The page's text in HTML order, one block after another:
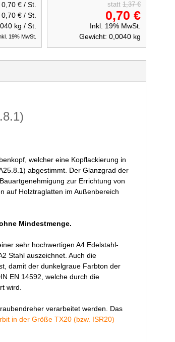
0,70 € / St.
0,70 € / St.
kg / St.
19% MwSt.
statt 1,37 €
0,70 €
Inkl. 19% MwSt.
Gewicht: 0,0040kg
welcher eine Kopflackierung in
abgestimmt. Der Glanzgrad der
zur Errichtung von
auf Holztraglatten im Außenbereich
Mindestmenge.
sehr hochwertigen A4 Edelstahl-
Stahl auszeichnet. Auch die
damit der dunkelgraue Farbton der
EN 14592, welche durch die
wird.
verarbeitet werden. Das
in der Größe TX20 (bzw. ISR20)